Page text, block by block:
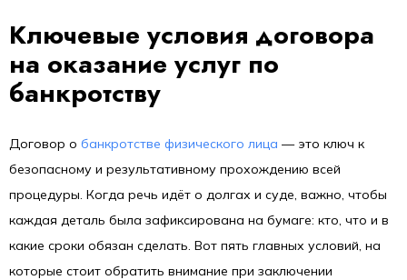
Ключевые условия договора
на оказание услуг по
банкротству
Договор о банкротстве физического лица — это ключ к
безопасному и результативному прохождению всей
процедуры. Когда речь идёт о долгах и суде, важно, чтобы
каждая деталь была зафиксирована на бумаге: кто, что и в
какие сроки обязан сделать. Вот пять главных условий, на
которые стоит обратить внимание при заключении